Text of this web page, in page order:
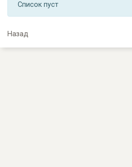
Список пуст
Назад